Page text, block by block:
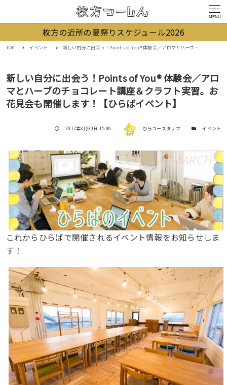
MENU
枚方の近所の夏祭りスケジュール2026
TOP イベント 新しい自分に出会う！Points of You® 体験会／アロマとハーブのチョコレート講座＆クラフト実習。お花見会も開催します！【ひらばイベント】
新しい自分に出会う！Points of You® 体験会／アロ
マとハーブのチョコレート講座＆クラフト実習。お
花見会も開催します！【ひらばイベント】
投稿日
2017年3月30日 15:00 著者 ひらつースタッフ カテゴリー
イベント
これからひらばで開催されるイベント情報をお知らせしま
す！